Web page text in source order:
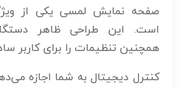
صفحه نمایش لمسی یکی از
است. این طراحی ظاهر
همچنین تنظیمات را برای کاربر
کنترل دیجیتال به شما اجازه